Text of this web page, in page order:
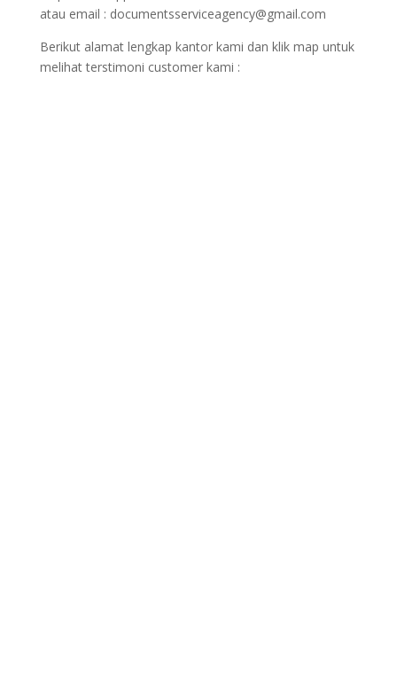
atau email : documentsserviceagency@gmail.com
Berikut alamat lengkap kantor kami dan klik map untuk
melihat terstimoni customer kami :